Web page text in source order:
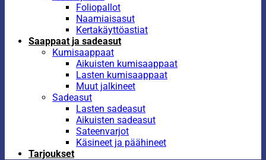
Foliopallot
Naamiaisasut
Kertakäyttöastiat
Saappaat ja sadeasut
Kumisaappaat
Aikuisten kumisaappaat
Lasten kumisaappaat
Muut jalkineet
Sadeasut
Lasten sadeasut
Aikuisten sadeasut
Sateenvarjot
Käsineet ja päähineet
Tarjoukset